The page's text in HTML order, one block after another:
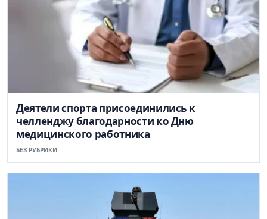
Деятели спорта присоединились к
челленджу благодарности ко Дню
медицинского работника
БЕЗ РУБРИКИ